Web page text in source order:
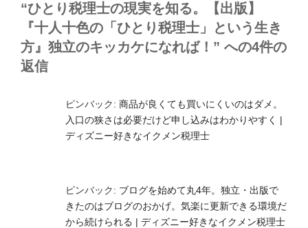
“ひとり税理士の現実を知る。【出版】
『十人十色の「ひとり税理士」という生き
方』独立のキッカケになれば！” への4件の
返信
ピンバック: 商品が良くても買いにくいのはダメ。
入口の狭さは必要だけど申し込みはわかりやすく |
ディズニー好きなイクメン税理士
ピンバック: ブログを始めて丸4年。独立・出版で
きたのはブログのおかげ。気楽に更新できる環境だ
から続けられる | ディズニー好きなイクメン税理士